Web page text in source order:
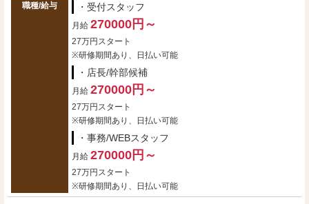
職種/給与 ・受付スタッフ
月給 270000円～
27万円スタート
※研修期間あり、日払い可能
・店長/幹部候補
月給 270000円～
27万円スタート
※研修期間あり、日払い可能
・事務/WEBスタッフ
月給 270000円～
27万円スタート
※研修期間あり、日払い可能